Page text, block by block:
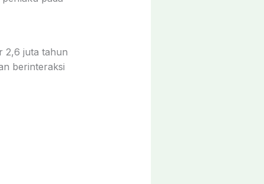
2,6 juta tahun
berinteraksi